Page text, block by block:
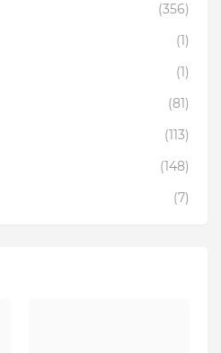
(356)
(1)
(1)
(81)
(113)
(148)
(7)